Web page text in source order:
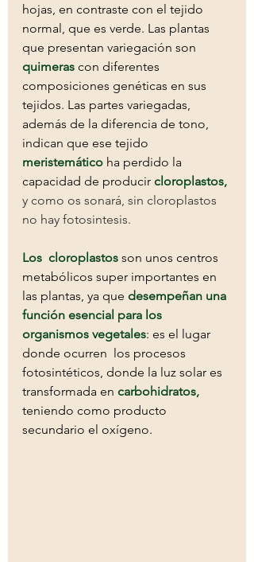
hojas, en contraste con el tejido
normal, que es verde. Las plantas
que presentan variegación son
quimeras con diferentes
composiciones genéticas en sus
tejidos. Las partes variegadas,
además de la diferencia de tono,
indican que ese tejido
meristemático ha perdido la
capacidad de producir cloroplastos,
y como os sonará, sin cloroplastos
no hay fotosintesis.
Los  cloroplastos son unos centros
metabólicos super importantes en
las plantas, ya que desempeñan una
función esencial para los
organismos vegetales: es el lugar
donde ocurren  los procesos
fotosintéticos, donde la luz solar es
transformada en carbohidratos,
teniendo como producto
secundario el oxígeno.